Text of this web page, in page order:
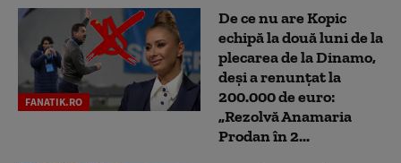
FANATIK.RO
De ce nu are Kopic
echipă la două luni de la
plecarea de la Dinamo,
deși a renunțat la
200.000 de euro:
„Rezolvă Anamaria
Prodan în 2...